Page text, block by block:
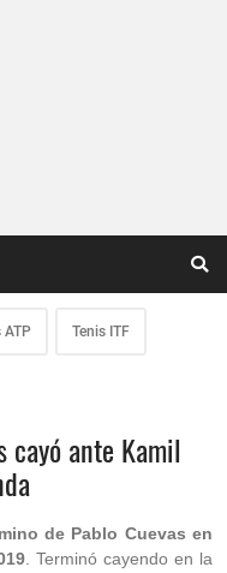
ATP Tenis ITF
cayó ante Kamil
de Pablo Cuevas en
. Terminó cayendo en la